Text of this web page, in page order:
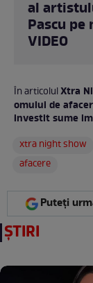
al
Pascu pe
VIDEO
În articolulXtra
omului de
investit sume
xtra night show
afacere
Puteți
ȘTIRI